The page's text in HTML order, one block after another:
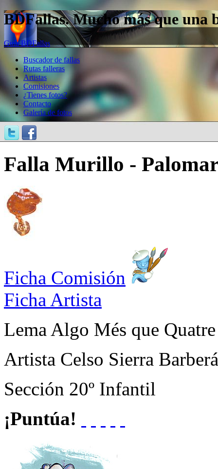
BDFallas. Mucho más que una
Guía BDFallas
Buscador de fallas
Rutas falleras
Artistas
Comisiones
¿Tienes fotos?
Contacto
Galería de fotos
Falla Murillo -
Ficha Comisión
Ficha Artista
Lema Algo Més que
Artista Celso Sierra Barberá
Sección 20º Infantil
¡Puntúa!